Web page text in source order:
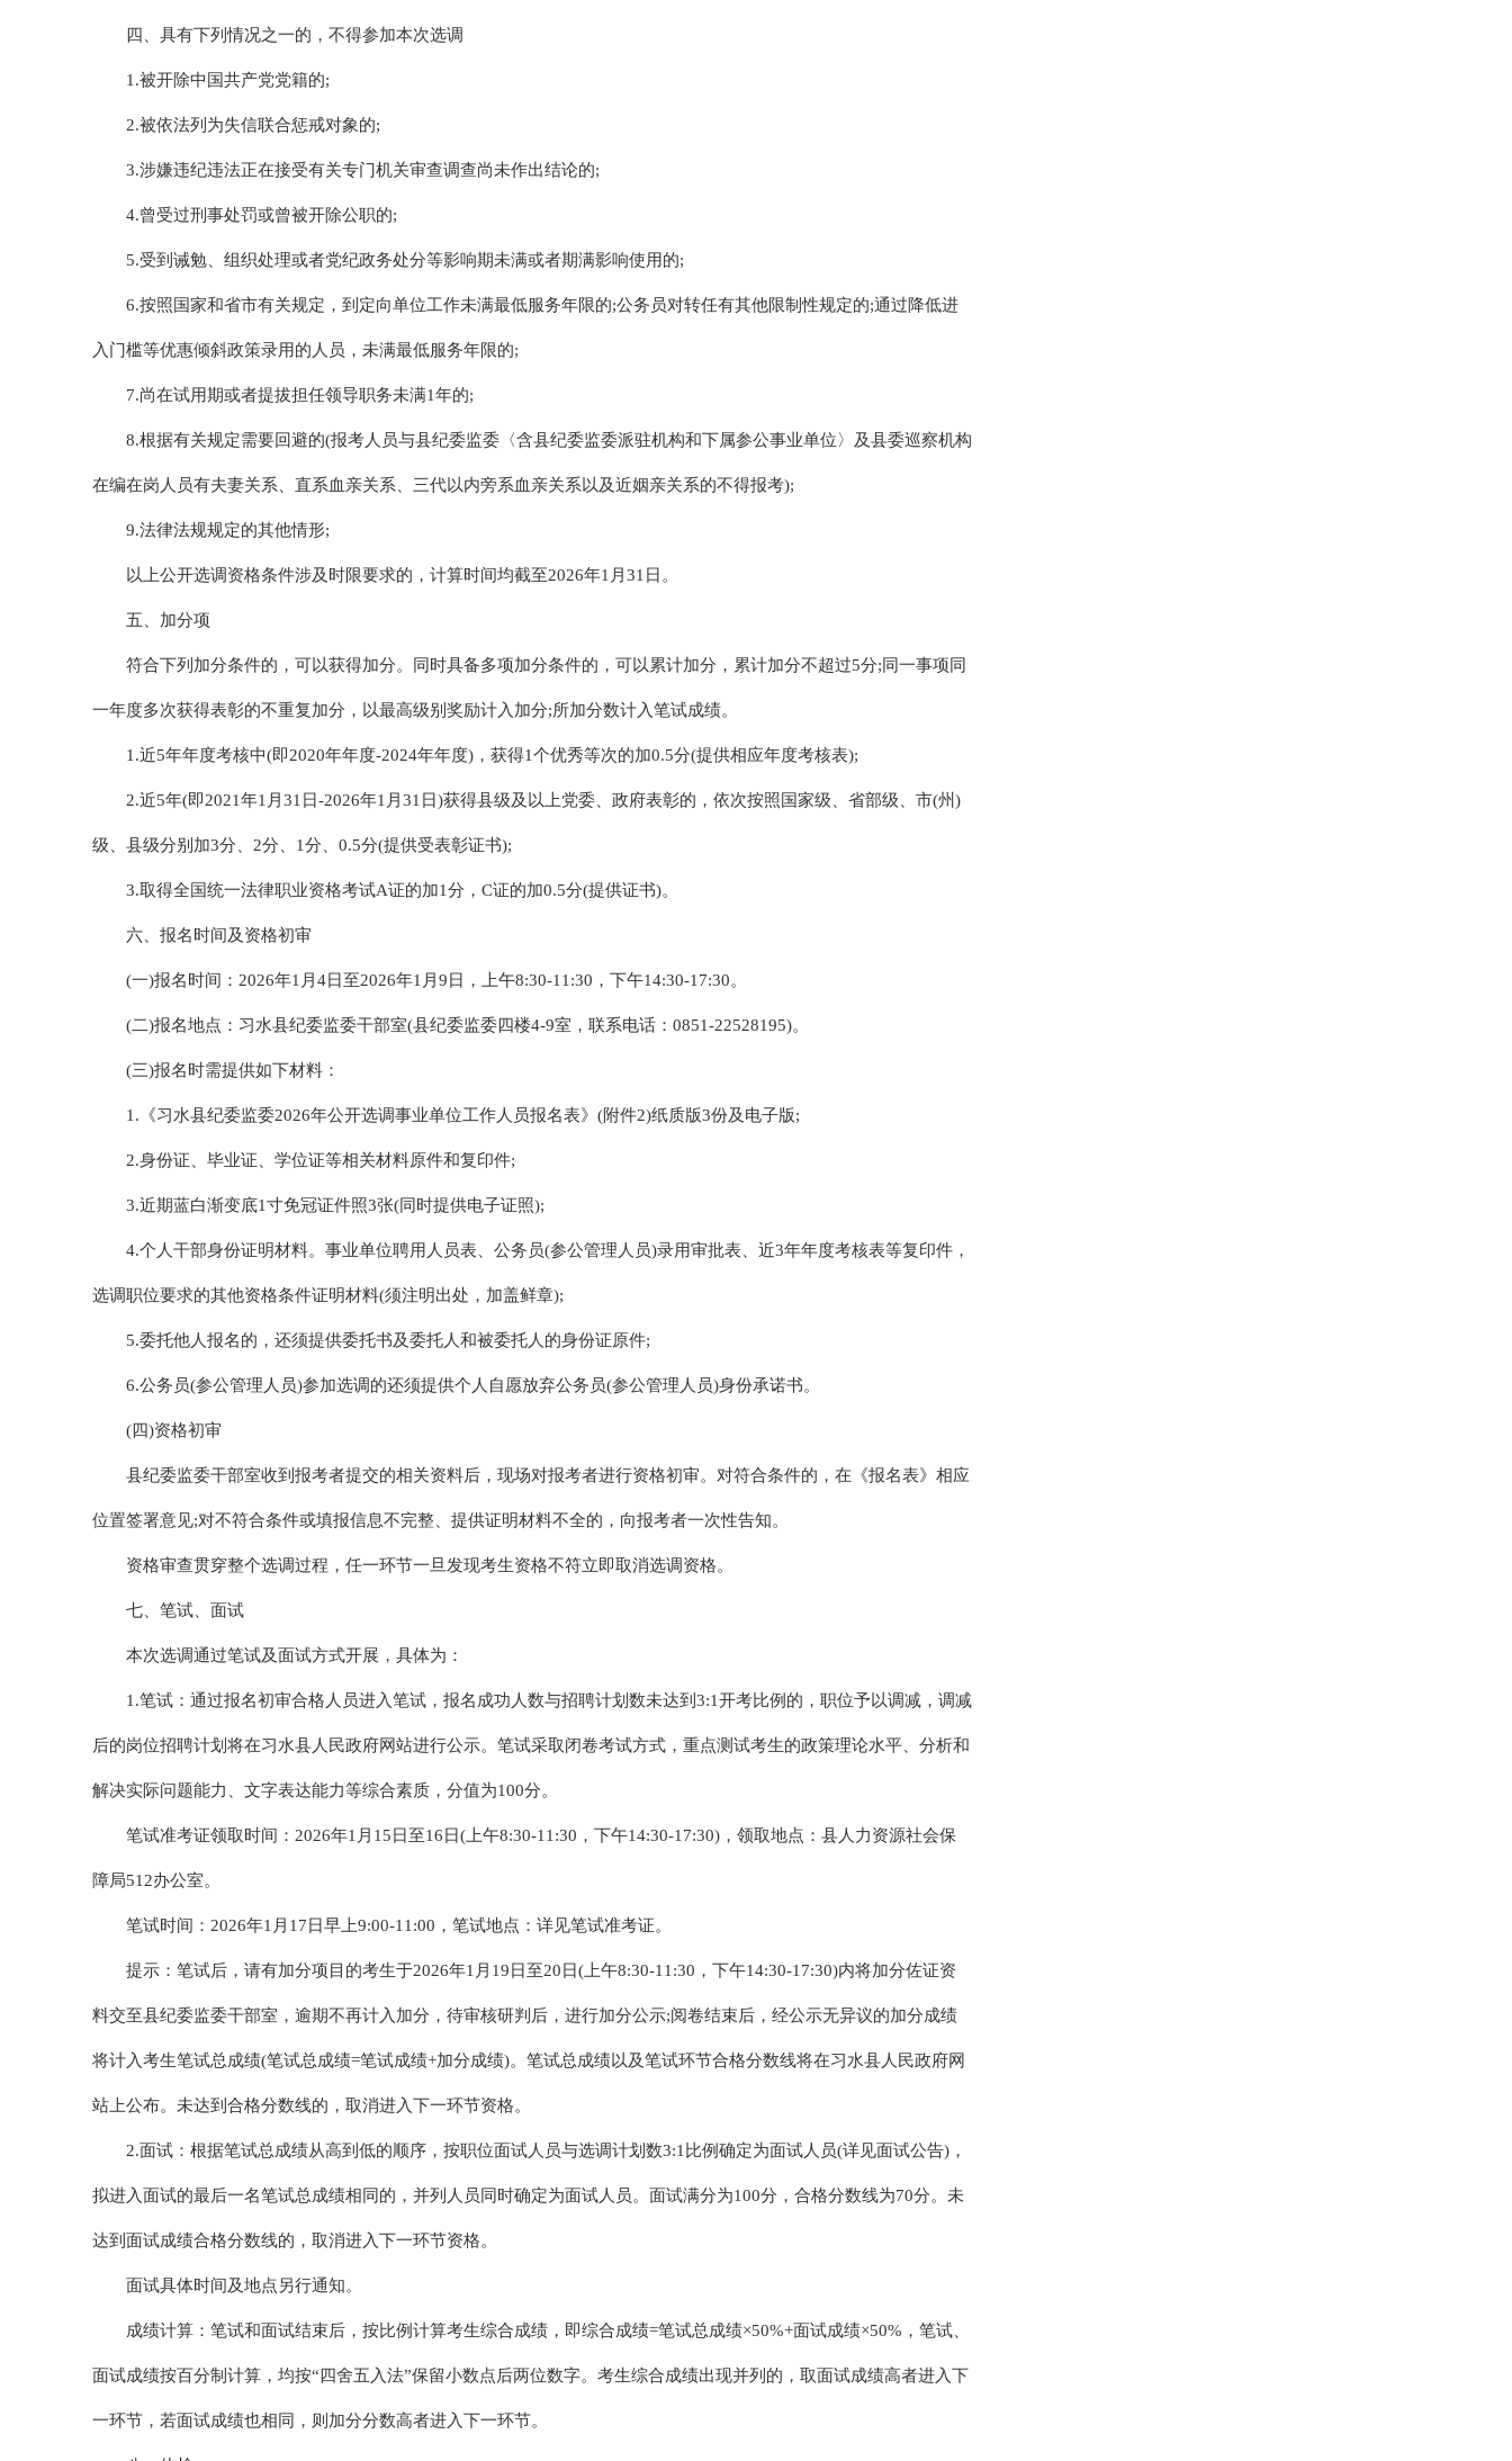
四、具有下列情况之一的，不得参加本次选调
1.被开除中国共产党党籍的;
2.被依法列为失信联合惩戒对象的;
3.涉嫌违纪违法正在接受有关专门机关审查调查尚未作出结论的;
4.曾受过刑事处罚或曾被开除公职的;
5.受到诫勉、组织处理或者党纪政务处分等影响期未满或者期满影响使用的;
6.按照国家和省市有关规定，到定向单位工作未满最低服务年限的;公务员对转任有其他限制性规定的;通过降低进
入门槛等优惠倾斜政策录用的人员，未满最低服务年限的;
7.尚在试用期或者提拔担任领导职务未满1年的;
8.根据有关规定需要回避的(报考人员与县纪委监委〈含县纪委监委派驻机构和下属参公事业单位〉及县委巡察机构
在编在岗人员有夫妻关系、直系血亲关系、三代以内旁系血亲关系以及近姻亲关系的不得报考);
9.法律法规规定的其他情形;
以上公开选调资格条件涉及时限要求的，计算时间均截至2026年1月31日。
五、加分项
符合下列加分条件的，可以获得加分。同时具备多项加分条件的，可以累计加分，累计加分不超过5分;同一事项同
一年度多次获得表彰的不重复加分，以最高级别奖励计入加分;所加分数计入笔试成绩。
1.近5年年度考核中(即2020年年度-2024年年度)，获得1个优秀等次的加0.5分(提供相应年度考核表);
2.近5年(即2021年1月31日-2026年1月31日)获得县级及以上党委、政府表彰的，依次按照国家级、省部级、市(州)
级、县级分别加3分、2分、1分、0.5分(提供受表彰证书);
3.取得全国统一法律职业资格考试A证的加1分，C证的加0.5分(提供证书)。
六、报名时间及资格初审
(一)报名时间：2026年1月4日至2026年1月9日，上午8:30-11:30，下午14:30-17:30。
(二)报名地点：习水县纪委监委干部室(县纪委监委四楼4-9室，联系电话：0851-22528195)。
(三)报名时需提供如下材料：
1.《习水县纪委监委2026年公开选调事业单位工作人员报名表》(附件2)纸质版3份及电子版;
2.身份证、毕业证、学位证等相关材料原件和复印件;
3.近期蓝白渐变底1寸免冠证件照3张(同时提供电子证照);
4.个人干部身份证明材料。事业单位聘用人员表、公务员(参公管理人员)录用审批表、近3年年度考核表等复印件，
选调职位要求的其他资格条件证明材料(须注明出处，加盖鲜章);
5.委托他人报名的，还须提供委托书及委托人和被委托人的身份证原件;
6.公务员(参公管理人员)参加选调的还须提供个人自愿放弃公务员(参公管理人员)身份承诺书。
(四)资格初审
县纪委监委干部室收到报考者提交的相关资料后，现场对报考者进行资格初审。对符合条件的，在《报名表》相应
位置签署意见;对不符合条件或填报信息不完整、提供证明材料不全的，向报考者一次性告知。
资格审查贯穿整个选调过程，任一环节一旦发现考生资格不符立即取消选调资格。
七、笔试、面试
本次选调通过笔试及面试方式开展，具体为：
1.笔试：通过报名初审合格人员进入笔试，报名成功人数与招聘计划数未达到3:1开考比例的，职位予以调减，调减
后的岗位招聘计划将在习水县人民政府网站进行公示。笔试采取闭卷考试方式，重点测试考生的政策理论水平、分析和
解决实际问题能力、文字表达能力等综合素质，分值为100分。
笔试准考证领取时间：2026年1月15日至16日(上午8:30-11:30，下午14:30-17:30)，领取地点：县人力资源社会保
障局512办公室。
笔试时间：2026年1月17日早上9:00-11:00，笔试地点：详见笔试准考证。
提示：笔试后，请有加分项目的考生于2026年1月19日至20日(上午8:30-11:30，下午14:30-17:30)内将加分佐证资
料交至县纪委监委干部室，逾期不再计入加分，待审核研判后，进行加分公示;阅卷结束后，经公示无异议的加分成绩
将计入考生笔试总成绩(笔试总成绩=笔试成绩+加分成绩)。笔试总成绩以及笔试环节合格分数线将在习水县人民政府网
站上公布。未达到合格分数线的，取消进入下一环节资格。
2.面试：根据笔试总成绩从高到低的顺序，按职位面试人员与选调计划数3:1比例确定为面试人员(详见面试公告)，
拟进入面试的最后一名笔试总成绩相同的，并列人员同时确定为面试人员。面试满分为100分，合格分数线为70分。未
达到面试成绩合格分数线的，取消进入下一环节资格。
面试具体时间及地点另行通知。
成绩计算：笔试和面试结束后，按比例计算考生综合成绩，即综合成绩=笔试总成绩×50%+面试成绩×50%，笔试、
面试成绩按百分制计算，均按“四舍五入法”保留小数点后两位数字。考生综合成绩出现并列的，取面试成绩高者进入下
一环节，若面试成绩也相同，则加分分数高者进入下一环节。